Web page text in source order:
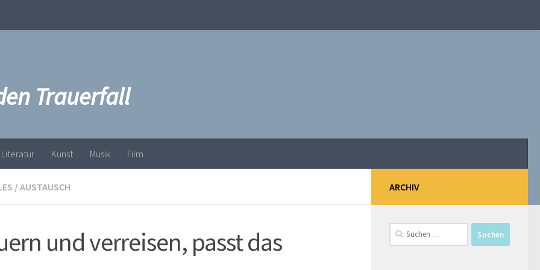
Trauerfall
Literatur Kunst Musik Film
/ AUSTAUSCH
und verreisen, passt das
ARCHIV
Suchen
nach: